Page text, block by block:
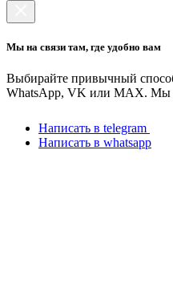
Мы на связи там, где удобно вам
Выбирайте привычный
WhatsApp, VK или MAX. Мы
Написать в telegram
Написать в whatsapp